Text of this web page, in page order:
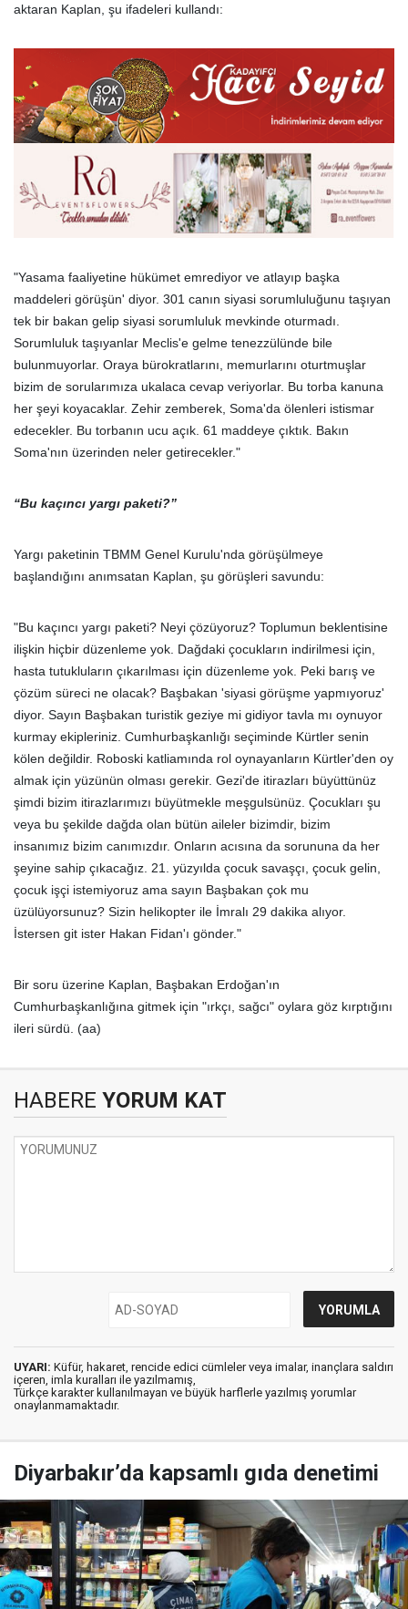
aktaran Kaplan, şu ifadeleri kullandı:
"Yasama faaliyetine hükümet emrediyor ve atlayıp başka
maddeleri görüşün' diyor. 301 canın siyasi sorumluluğunu taşıyan
tek bir bakan gelip siyasi sorumluluk mevkinde oturmadı.
Sorumluluk taşıyanlar Meclis'e gelme tenezzülünde bile
bulunmuyorlar. Oraya bürokratlarını, memurlarını oturtmuşlar
bizim de sorularımıza ukalaca cevap veriyorlar. Bu torba kanuna
her şeyi koyacaklar. Zehir zemberek, Soma'da ölenleri istismar
edecekler. Bu torbanın ucu açık. 61 maddeye çıktık. Bakın
Soma'nın üzerinden neler getirecekler."
“Bu kaçıncı yargı paketi?”
Yargı paketinin TBMM Genel Kurulu'nda görüşülmeye
başlandığını anımsatan Kaplan, şu görüşleri savundu:
"Bu kaçıncı yargı paketi? Neyi çözüyoruz? Toplumun beklentisine
ilişkin hiçbir düzenleme yok. Dağdaki çocukların indirilmesi için,
hasta tutukluların çıkarılması için düzenleme yok. Peki barış ve
çözüm süreci ne olacak? Başbakan 'siyasi görüşme yapmıyoruz'
diyor. Sayın Başbakan turistik geziye mi gidiyor tavla mı oynuyor
kurmay ekipleriniz. Cumhurbaşkanlığı seçiminde Kürtler senin
kölen değildir. Roboski katliamında rol oynayanların Kürtler'den oy
almak için yüzünün olması gerekir. Gezi'de itirazları büyüttünüz
şimdi bizim itirazlarımızı büyütmekle meşgulsünüz. Çocukları şu
veya bu şekilde dağda olan bütün aileler bizimdir, bizim
insanımız bizim canımızdır. Onların acısına da sorununa da her
şeyine sahip çıkacağız. 21. yüzyılda çocuk savaşçı, çocuk gelin,
çocuk işçi istemiyoruz ama sayın Başbakan çok mu
üzülüyorsunuz? Sizin helikopter ile İmralı 29 dakika alıyor.
İstersen git ister Hakan Fidan'ı gönder."
Bir soru üzerine Kaplan, Başbakan Erdoğan'ın
Cumhurbaşkanlığına gitmek için "ırkçı, sağcı" oylara göz kırptığını
ileri sürdü. (aa)
HABERE YORUM KAT
UYARI: Küfür, hakaret, rencide edici cümleler veya imalar, inançlara saldırı
içeren, imla kuralları ile yazılmamış,
Türkçe karakter kullanılmayan ve büyük harflerle yazılmış yorumlar
onaylanmamaktadır.
Diyarbakır’da kapsamlı gıda denetimi